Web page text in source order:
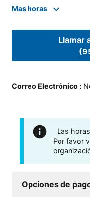
Mas horas
Llamar
Correo Electrónico :
Las
Por favor
Opciones de